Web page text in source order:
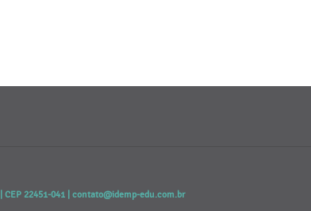
CEP 22451-041 | contato@idemp-edu.com.br